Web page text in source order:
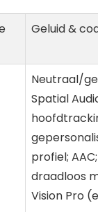
Geluid &
Neutraal/
Spatial
profiel;
draadloos
Vision Pro